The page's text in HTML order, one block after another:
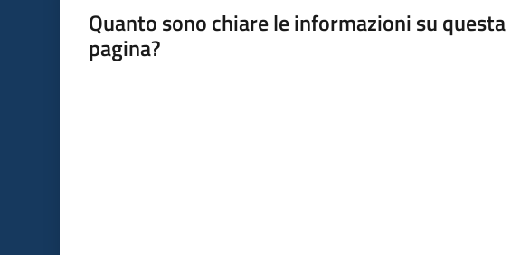
Quanto sono chiare le informazioni su questa
pagina?